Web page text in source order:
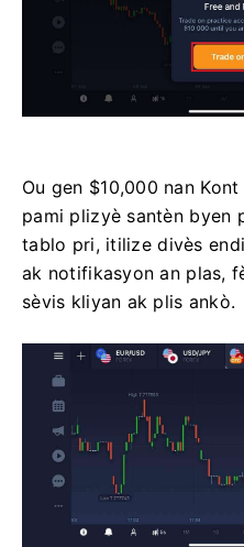
Ou gen $10,000 nan
pami plizyè santèn byen
tablo pri, itilize divès
ak notifikasyon an plas,
sèvis kliyan ak plis ankò.